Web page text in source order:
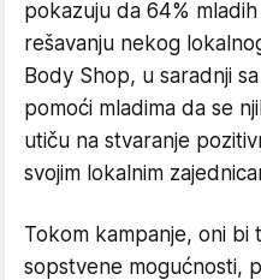
pokazuju da 64%
rešavanju nekog
Body Shop, u saradnji
pomoći mladima da se
utiču na stvaranje
svojim lokalnim
Tokom kampanje, oni bi
sopstvene mogućnosti,